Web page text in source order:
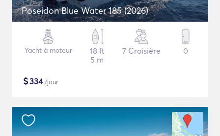
Poseidon Blue Water 185 (2026)
Yacht à moteur
18 ft
5 m
7 Croisière 0
$334/jour